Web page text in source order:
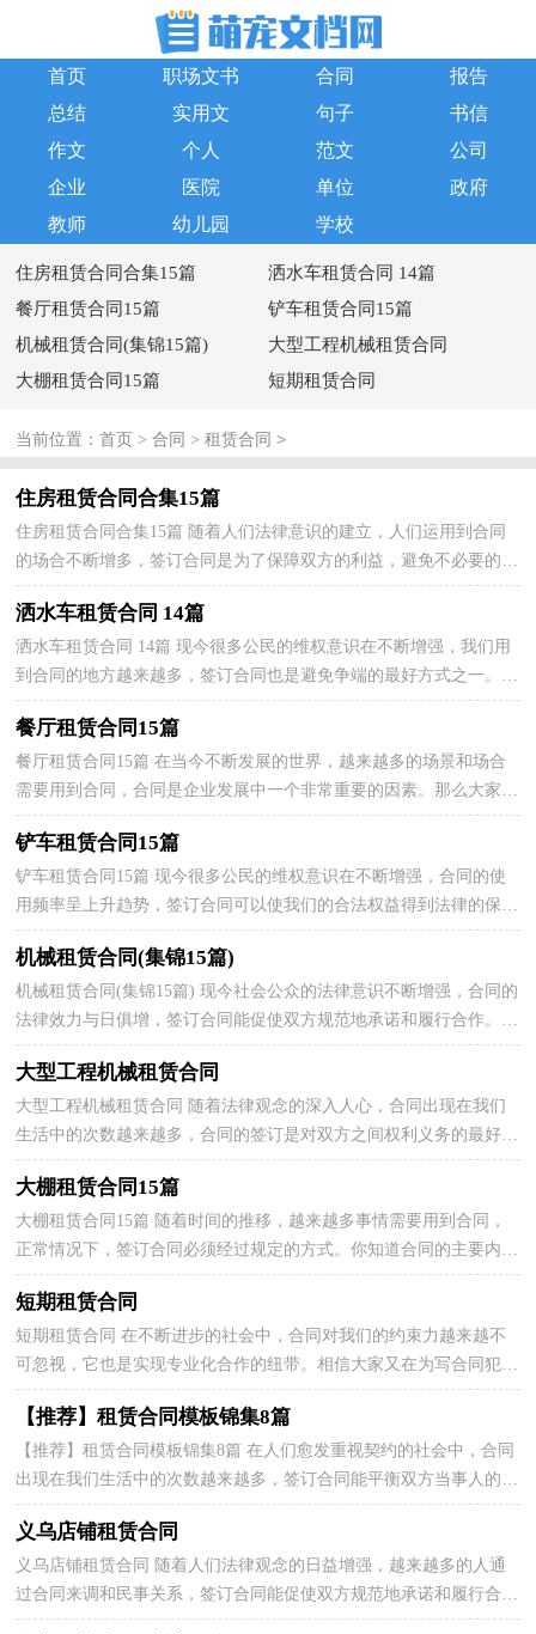
首页 职场文书 合同
报告
总结
实用文 句子
书信
作文
个人 范文
公司
企业
医院 单位
政府
教师
幼儿园 学校
住房租赁合同合集15篇
洒水车租赁合同 14篇
餐厅租赁合同15篇
铲车租赁合同15篇
机械租赁合同(集锦15篇)
大型工程机械租赁合同
大棚租赁合同15篇
短期租赁合同
当前位置：首页 >合同 >租赁合同 >
住房租赁合同合集15篇
住房租赁合同合集15篇 随着人们法律意识的建立，人们运用到合同
的场合不断增多，签订合同是为了保障双方的利益，避免不必要的争
端。那么大家知道合法的合同书怎么写吗？下面是小编...
洒水车租赁合同 14篇
洒水车租赁合同 14篇 现今很多公民的维权意识在不断增强，我们用
到合同的地方越来越多，签订合同也是避免争端的最好方式之一。那
么我们拟定合同的时候需要注意什么问题呢？下面是...
餐厅租赁合同15篇
餐厅租赁合同15篇 在当今不断发展的世界，越来越多的场景和场合
需要用到合同，合同是企业发展中一个非常重要的因素。那么大家知
道合法的合同书怎么写吗？下面是小编收集整理的餐...
铲车租赁合同15篇
铲车租赁合同15篇 现今很多公民的维权意识在不断增强，合同的使
用频率呈上升趋势，签订合同可以使我们的合法权益得到法律的保
障。那么制定合同书有什么需要注意的呢？下面是小编...
机械租赁合同(集锦15篇)
机械租赁合同(集锦15篇) 现今社会公众的法律意识不断增强，合同的
法律效力与日俱增，签订合同能促使双方规范地承诺和履行合作。那
么一份详细的合同要怎么写呢？下面是小编为大家...
大型工程机械租赁合同
大型工程机械租赁合同 随着法律观念的深入人心，合同出现在我们
生活中的次数越来越多，合同的签订是对双方之间权利义务的最好规
范。相信大家又在为写合同犯愁了吧，下面是小编为...
大棚租赁合同15篇
大棚租赁合同15篇 随着时间的推移，越来越多事情需要用到合同，
正常情况下，签订合同必须经过规定的方式。你知道合同的主要内容
是什么吗？下面是小编为大家收集的大棚租赁合同，欢迎...
短期租赁合同
短期租赁合同 在不断进步的社会中，合同对我们的约束力越来越不
可忽视，它也是实现专业化合作的纽带。相信大家又在为写合同犯愁
了吧，下面是小编整理的短期租赁合同，供大家参考借...
【推荐】租赁合同模板锦集8篇
【推荐】租赁合同模板锦集8篇 在人们愈发重视契约的社会中，合同
出现在我们生活中的次数越来越多，签订合同能平衡双方当事人的平
等地位。相信大家又在为写合同犯愁了吧，下面是小...
义乌店铺租赁合同
义乌店铺租赁合同 随着人们法律观念的日益增强，越来越多的人通
过合同来调和民事关系，签订合同能促使双方规范地承诺和履行合
作。那么问题来了，到底应如何拟定合同呢？下面是小编...